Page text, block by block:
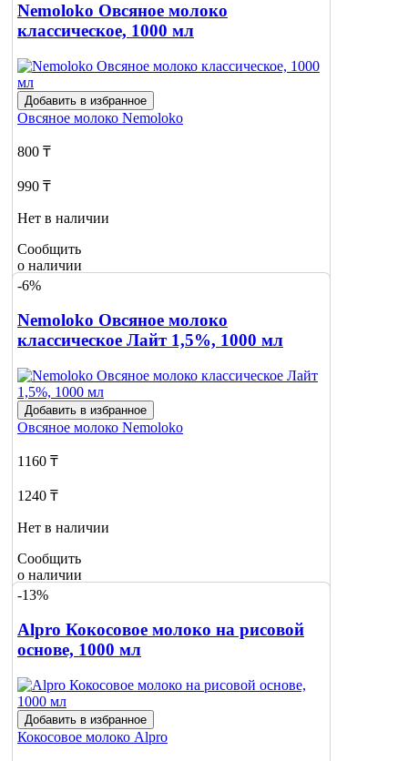
Nemoloko Овсяное молоко
классическое, 1000 мл
Добавить в избранное
Овсяное молоко Nemoloko
800 ₸
990 ₸
Нет в наличии
Сообщить
о наличии
-6%
Nemoloko Овсяное молоко
классическое Лайт 1,5%, 1000 мл
Добавить в избранное
Овсяное молоко Nemoloko
1160 ₸
1240 ₸
Нет в наличии
Сообщить
о наличии
-13%
Alpro Кокосовое молоко на рисовой
основе, 1000 мл
Добавить в избранное
Кокосовое молоко Alpro